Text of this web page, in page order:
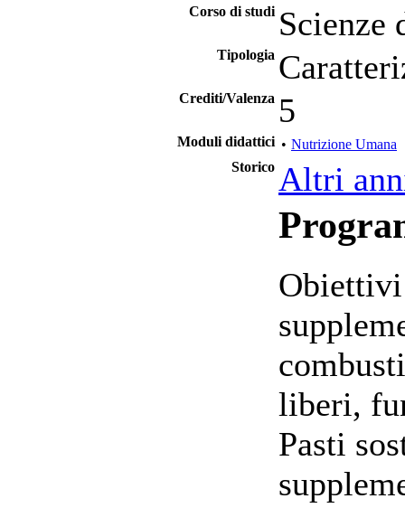
Corso di studi
Tipologia
Crediti/Valenza 5
Moduli didattici • Nutrizione Umana
Storico Altri
Obiettivi
liberi,
Pasti